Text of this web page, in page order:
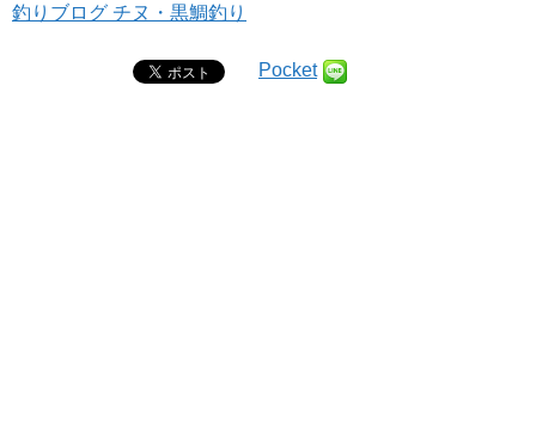
釣りブログ チヌ・黒鯛釣り
Pocket